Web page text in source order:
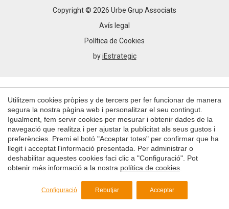
Copyright © 2026 Urbe Grup Associats
Avís legal
Política de Cookies
byiEstrategic
Utilitzem cookies pròpies y de tercers per fer funcionar de manera
segura la nostra pàgina web i personalitzar el seu contingut.
Igualment, fem servir cookies per mesurar i obtenir dades de la
navegació que realitza i per ajustar la publicitat als seus gustos i
preferències. Premi el botó "Acceptar totes" per confirmar que ha
llegit i acceptat l'informació presentada. Per administrar o
deshabilitar aquestes cookies faci clic a "Configuració". Pot
obtenir més informació a la nostra política de cookies
Configuració Rebutjar Acceptar
mesurament de l'activitat del web per a l'elaboració de
perfils de navegació dels usuaris per introduir millores en
funció de l'anàlisi de les dades d'ús que fan els usuaris del
servei. Permeten desar la informació de preferència de
l'usuari per millorar la qualitat dels nostres serveis i oferir
informació sobre les preferències i les eleccions personals
de l'usuari a través de l'observació continuada dels seus
hàbits de navegació. Gràcies a elles, podem conèixer els
hàbits de navegació al lloc web i mostrar publicitat
relacionada amb el perfil de navegació de l'usuari.
Guardar configuració Acceptar totes